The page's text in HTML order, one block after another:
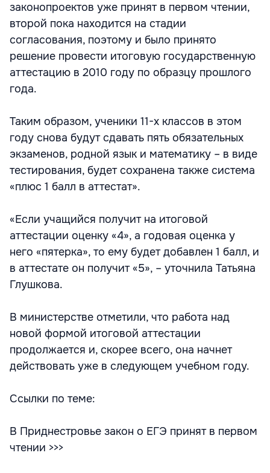
законопроектов уже принят в первом чтении,
второй пока находится на стадии
согласования, поэтому и было принято
решение провести итоговую государственную
аттестацию в 2010 году по образцу прошлого
года.
Таким образом, ученики 11-х классов в этом
году снова будут сдавать пять обязательных
экзаменов, родной язык и математику – в виде
тестирования, будет сохранена также система
«плюс 1 балл в аттестат».
«Если учащийся получит на итоговой
аттестации оценку «4», а годовая оценка у
него «пятерка», то ему будет добавлен 1 балл, и
в аттестате он получит «5», – уточнила Татьяна
Глушкова.
В министерстве отметили, что работа над
новой формой итоговой аттестации
продолжается и, скорее всего, она начнет
действовать уже в следующем учебном году.
Ссылки по теме:
В Приднестровье закон о ЕГЭ принят в первом
чтении >>>